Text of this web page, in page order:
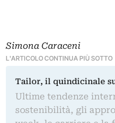
Simona Caraceni
L'ARTICOLO CONTINUA PIÙ SOTTO
Tailor, il quindicinale
Ultime tendenze
sostenibilità, gli